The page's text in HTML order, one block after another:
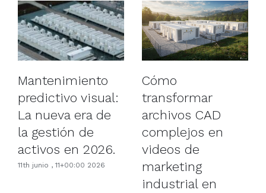
Mantenimiento
predictivo visual:
La nueva era de
la gestión de
activos en 2026.
11th junio , 11+00:00 2026
Cómo
transformar
archivos CAD
complejos en
videos de
marketing
industrial en